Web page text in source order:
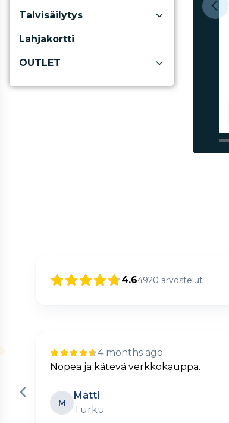
Talvisäilytys
Lahjakortti
OUTLET
4.64920 arvostelut
4 months ago
Nopea ja kätevä verkkokauppa.
M
Matti
Turku